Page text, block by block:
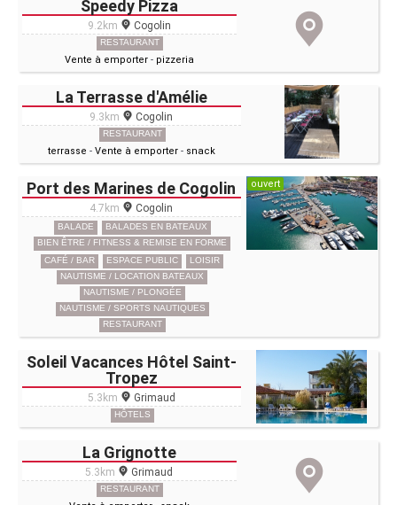
Speedy Pizza
9.2km Cogolin
RESTAURANT
Vente à emporter - pizzeria
La Terrasse d'Amélie
9.3km Cogolin
RESTAURANT
terrasse - Vente à emporter - snack
Port des Marines de Cogolin
4.7km Cogolin
BALADE
BALADES EN BATEAUX
BIEN ÊTRE / FITNESS & REMISE EN FORME
CAFÉ / BAR
ESPACE PUBLIC
LOISIR
NAUTISME / LOCATION BATEAUX
NAUTISME / PLONGÉE
NAUTISME / SPORTS NAUTIQUES
RESTAURANT
ouvert
Soleil Vacances Hôtel Saint-
Tropez
5.3km Grimaud
HÔTELS
La Grignotte
5.3km Grimaud
RESTAURANT